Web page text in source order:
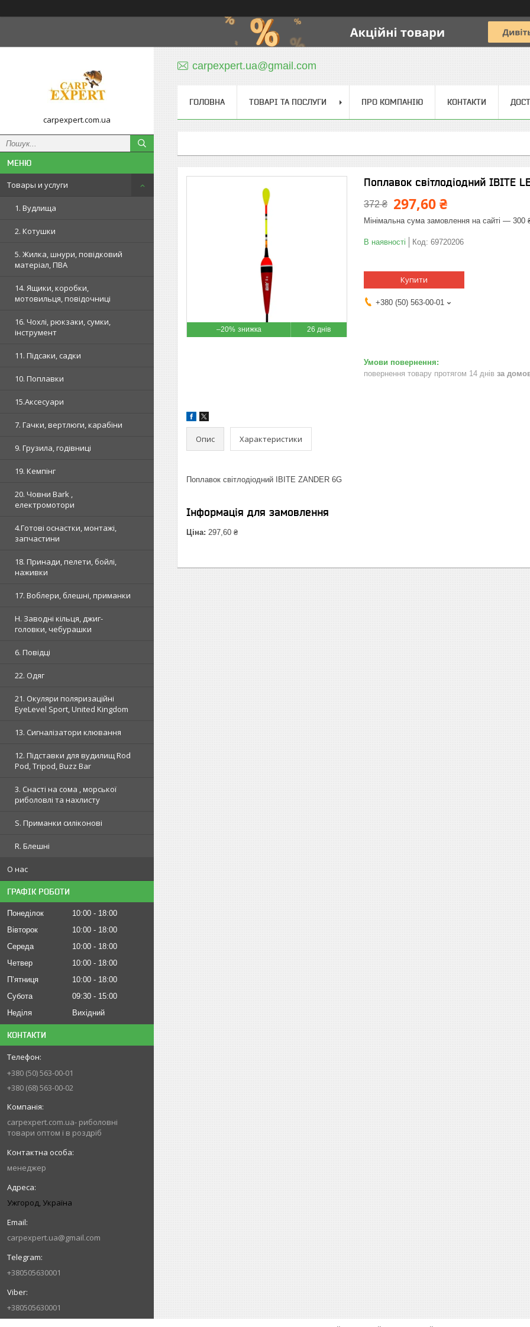
carpexpert.com.ua
Товары и услуги
1. Вудлища
2. Котушки
5. Жилка, шнури, повідковий
матеріал, ПВА
14. Ящики, коробки,
мотовильця, повідочниці
16. Чохлі, рюкзаки, сумки,
інструмент
11. Підсаки, садки
10. Поплавки
15.Аксесуари
7. Гачки, вертлюги, карабіни
9. Грузила, годівниці
19. Кемпінг
20. Човни Bark ,
електромотори
4.Готові оснастки, монтажі,
запчастини
18. Принади, пелети, бойлі,
наживки
17. Воблери, блешні, приманки
H. Заводні кільця, джиг-
головки, чебурашки
6. Повідці
22. Одяг
21. Окуляри поляризаційні
EyeLevel Sport, United Kingdom
13. Сигналізатори клювання
12. Підставки для вудилищ Rod
Pod, Tripod, Buzz Bar
3. Снасті на сома , морської
риболовлі та нахлисту
S. Приманки силіконові
R. Блешні
О нас
ГРАФІК РОБОТИ
Понеділок 10:00
18:00
Вівторок
10:00
18:00
Середа
10:00
18:00
Четвер
10:00
18:00
Пʼятниця
10:00
18:00
Субота
09:30
15:00
Неділя
Вихідний
КОНТАКТИ
+380 (50) 563-00-01
+380 (68) 563-00-02
carpexpert.com.ua- риболовні
товари оптом і в роздріб
менеджер
Ужгород, Україна
carpexpert.ua@gmail.com
+380505630001
+380505630001
carpexpert.ua@gmail.com
ГОЛОВНА ТОВАРІ ТА ПОСЛУГИ ПРО КОМПАНІЮ КОНТАКТИ
–20% 26 днів
Поплавок світлодіодний IBITE
372 ₴ 297,60 ₴
Мінімальна сума замовлення на сайті — 300
В наявності Код: 69720206
Купити
+380 (50) 563-00-01
повернення товару протягом 14 днів за
Опис Характеристики
Поплавок світлодіодний IBITE ZANDER 6G
Інформація для замовлення
Ціна: 297,60 ₴